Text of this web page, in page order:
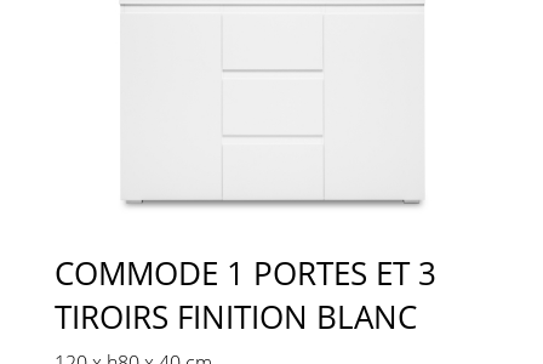
COMMODE 1 PORTES ET 3
TIROIRS FINITION BLANC